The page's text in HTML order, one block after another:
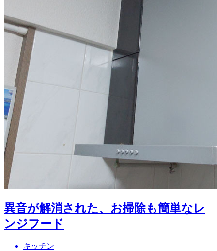
異音が解消された、お掃除も簡単なレ
ンジフード
キッチン